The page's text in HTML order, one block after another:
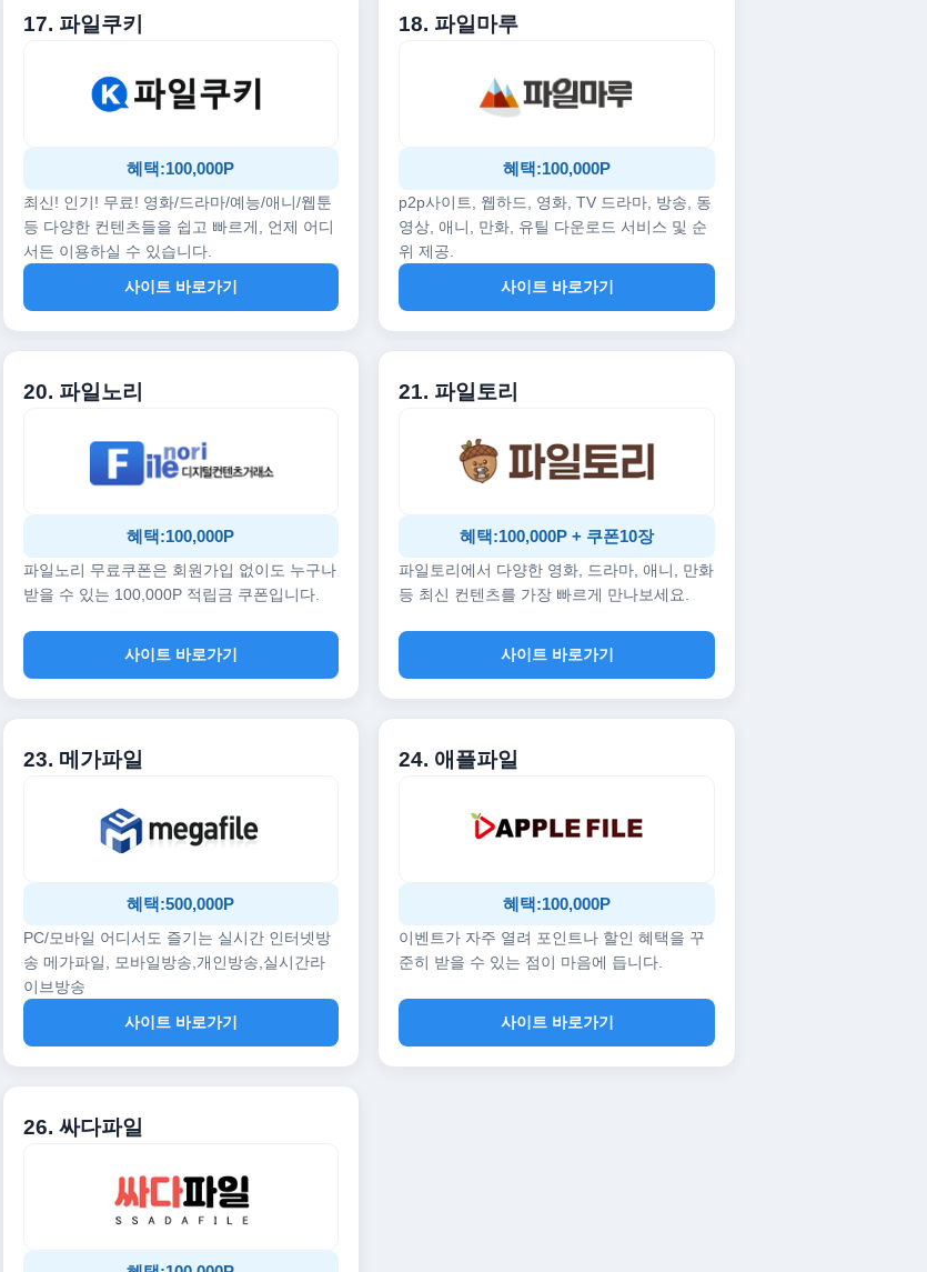
17. 파일쿠키
혜택:100,000P
최신! 인기! 무료! 영화/드라마/예능/애니/웹툰
등 다양한 컨텐츠들을 쉽고 빠르게, 언제 어디
서든 이용하실 수 있습니다.
사이트 바로가기
18. 파일마루
혜택:100,000P
p2p사이트, 웹하드, 영화, TV 드라마, 방송, 동
영상, 애니, 만화, 유틸 다운로드 서비스 및 순
위 제공.
사이트 바로가기
20. 파일노리
혜택:100,000P
파일노리 무료쿠폰은 회원가입 없이도 누구나
받을 수 있는 100,000P 적립금 쿠폰입니다.
사이트 바로가기
21. 파일토리
혜택:100,000P + 쿠폰10장
파일토리에서 다양한 영화, 드라마, 애니, 만화
등 최신 컨텐츠를 가장 빠르게 만나보세요.
사이트 바로가기
23. 메가파일
혜택:500,000P
PC/모바일 어디서도 즐기는 실시간 인터넷방
송 메가파일, 모바일방송,개인방송,실시간라
이브방송
사이트 바로가기
24. 애플파일
혜택:100,000P
이벤트가 자주 열려 포인트나 할인 혜택을 꾸
준히 받을 수 있는 점이 마음에 듭니다.
사이트 바로가기
26. 싸다파일